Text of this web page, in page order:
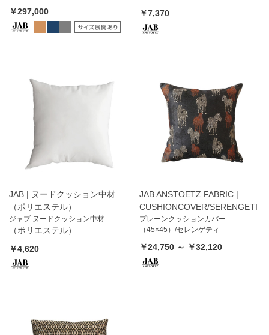
￥297,000
￥7,370
JAB | ヌードクッション中材
（ポリエステル）
ジャブ ヌードクッション中材
（ポリエステル）
￥4,620
JAB ANSTOETZ FABRIC |
CUSHIONCOVER/SERENGETI
プレーンクッションカバー
（45×45）/セレンゲティ
￥24,750 ～ ￥32,120